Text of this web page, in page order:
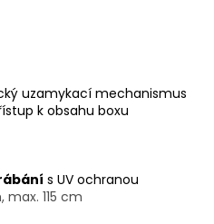
uzamykací mechanismus
k obsahu boxu
s UV ochranou
115 cm